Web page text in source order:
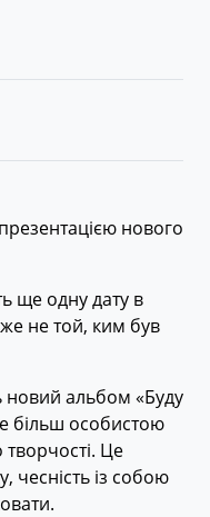
нового
ще одну дату в
не той, ким був
новий альбом «Буду
більш особистою
Це
чесність із собою